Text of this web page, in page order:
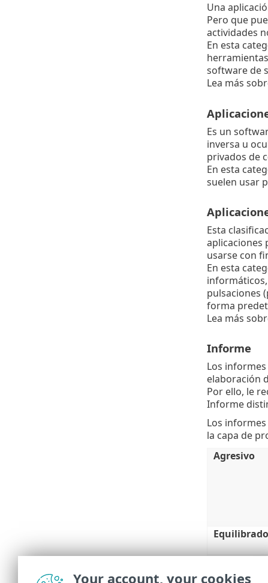
Una
Pero que
actividades
En esta
software de
Lea más
Es un
inversa u
privados de
En esta
suelen usar
Esta
aplicaciones
usarse con
En esta
pulsaciones
forma
Lea más
Informe
Los
elaboración
Por ello, le
Informe
Los
la capa de
Agresivo
Equilibrado
Your account, your cookies